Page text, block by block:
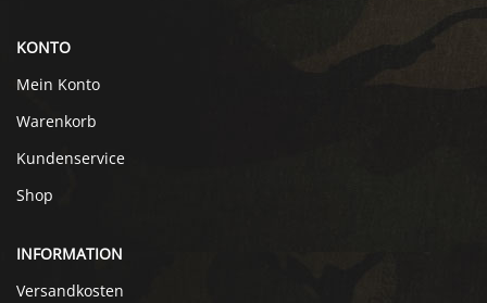
KONTO
Mein Konto
Warenkorb
Kundenservice
Shop
INFORMATION
Versandkosten